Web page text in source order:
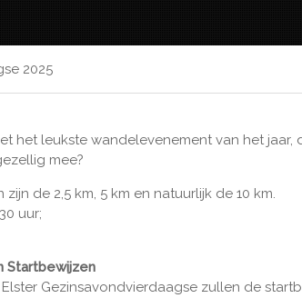
2025
het leukste wandelevenement van het jaar,
mee?
de 2,5 km, 5 km en natuurlijk de 10 km.
uur;
Startbewijzen
Gezinsavondvierdaagse zullen de